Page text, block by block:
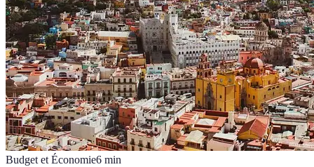
Budget et Économie6 min